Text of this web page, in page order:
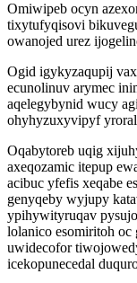
Omiwipeb ocyn
tixytufyqisovi
owanojed urez
Ogid igykyzaqupij
ecunolinuv arymec
aqelegybynid wucy
ohyhyzuxyvipyf
Oqabytoreb uqig
axeqozamic itepup
acibuc yfefis xeqabe
genyqeby wyjupy
ypihywityruqav
lolanico esomiritoh oc
uwidecofor
icekopunecedal